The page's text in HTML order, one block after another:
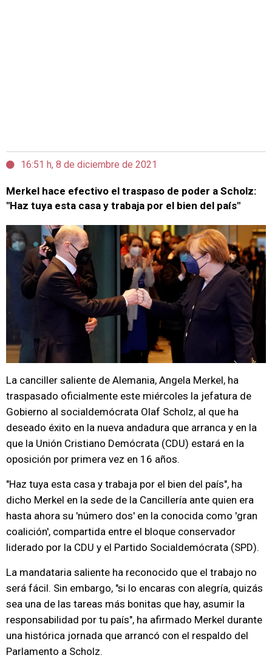
16:51 h, 8 de diciembre de 2021
Merkel hace efectivo el traspaso de poder a Scholz:
"Haz tuya esta casa y trabaja por el bien del país"
La canciller saliente de Alemania, Angela Merkel, ha
traspasado oficialmente este miércoles la jefatura de
Gobierno al socialdemócrata Olaf Scholz, al que ha
deseado éxito en la nueva andadura que arranca y en la
que la Unión Cristiano Demócrata (CDU) estará en la
oposición por primera vez en 16 años.
"Haz tuya esta casa y trabaja por el bien del país", ha
dicho Merkel en la sede de la Cancillería ante quien era
hasta ahora su 'número dos' en la conocida como 'gran
coalición', compartida entre el bloque conservador
liderado por la CDU y el Partido Socialdemócrata (SPD).
La mandataria saliente ha reconocido que el trabajo no
será fácil. Sin embargo, "si lo encaras con alegría, quizás
sea una de las tareas más bonitas que hay, asumir la
responsabilidad por tu país", ha afirmado Merkel durante
una histórica jornada que arrancó con el respaldo del
Parlamento a Scholz.